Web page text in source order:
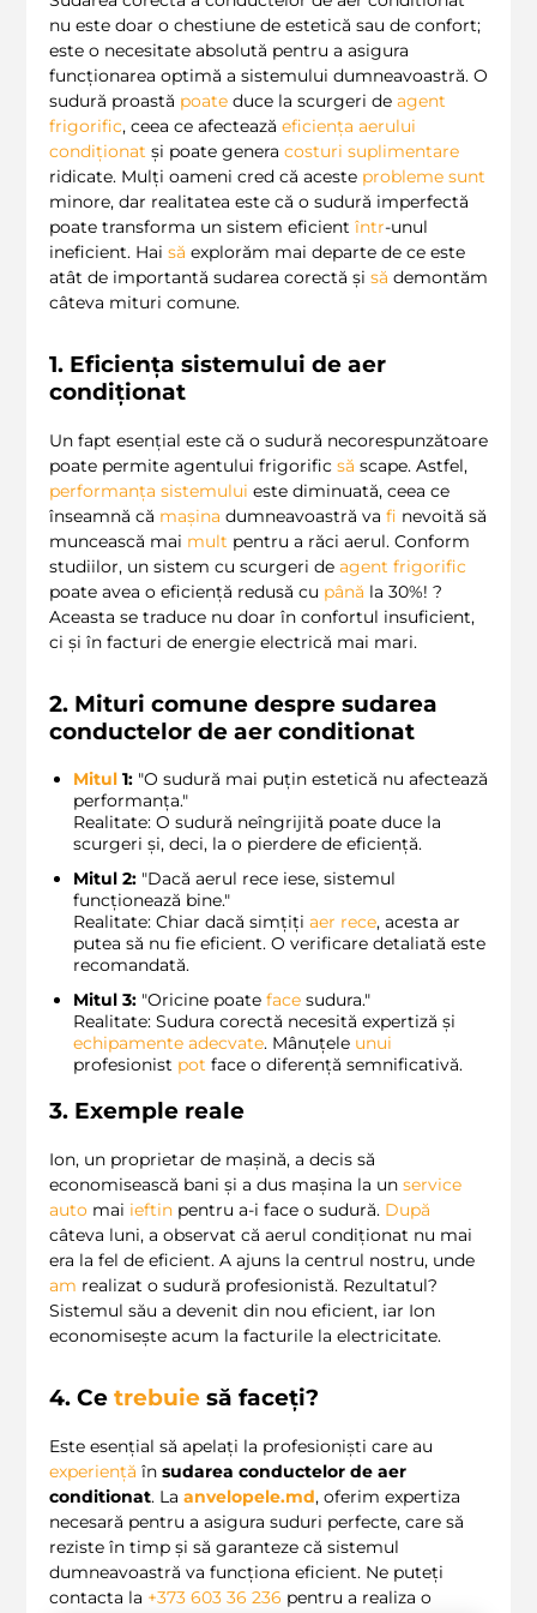
nu este doar o chestiune de estetică sau de confort;
este o necesitate absolută pentru a asigura
funcționarea optimă a sistemului dumneavoastră. O
sudură proastă poate duce la scurgeri de agent
frigorific, ceea ce afectează eficiența aerului
condiționat și poate genera costuri suplimentare
ridicate. Mulți oameni cred că aceste probleme sunt
minore, dar realitatea este că o sudură imperfectă
poate transforma un sistem eficient într-unul
ineficient. Hai să explorăm mai departe de ce este
atât de importantă sudarea corectă și să demontăm
câteva mituri comune.
1. Eficiența sistemului de aer
condiționat
Un fapt esențial este că o sudură necorespunzătoare
poate permite agentului frigorific să scape. Astfel,
performanța sistemului este diminuată, ceea ce
înseamnă că mașina dumneavoastră va fi nevoită să
muncească mai mult pentru a răci aerul. Conform
studiilor, un sistem cu scurgeri de agent frigorific
poate avea o eficiență redusă cu până la 30%! ?
Aceasta se traduce nu doar în confortul insuficient,
ci și în facturi de energie electrică mai mari.
2. Mituri comune despre sudarea
conductelor de aer conditionat
Mitul 1: "O sudură mai puțin estetică nu afectează
performanța."
Realitate: O sudură neîngrijită poate duce la
scurgeri și, deci, la o pierdere de eficiență.
Mitul 2: "Dacă aerul rece iese, sistemul
funcționează bine."
Realitate: Chiar dacă simțiți aer rece, acesta ar
putea să nu fie eficient. O verificare detaliată este
recomandată.
Mitul 3: "Oricine poate face sudura."
Realitate: Sudura corectă necesită expertiză și
echipamente adecvate. Mânuțele unui
profesionist pot face o diferență semnificativă.
3. Exemple reale
Ion, un proprietar de mașină, a decis să
economisească bani și a dus mașina la un service
auto mai ieftin pentru a-i face o sudură. După
câteva luni, a observat că aerul condiționat nu mai
era la fel de eficient. A ajuns la centrul nostru, unde
am realizat o sudură profesionistă. Rezultatul?
Sistemul său a devenit din nou eficient, iar Ion
economisește acum la facturile la electricitate.
4. Ce trebuie să faceți?
Este esențial să apelați la profesioniști care au
experiență în sudarea conductelor de aer
conditionat. La anvelopele.md, oferim expertiza
necesară pentru a asigura suduri perfecte, care să
reziste în timp și să garanteze că sistemul
dumneavoastră va funcționa eficient. Ne puteți
contacta la +373 603 36 236 pentru a realiza o